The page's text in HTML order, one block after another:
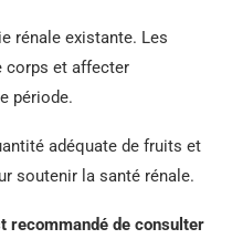
rénale existante. Les
corps et affecter
période.
adéquate de fruits et
soutenir la santé rénale.
recommandé de consulter